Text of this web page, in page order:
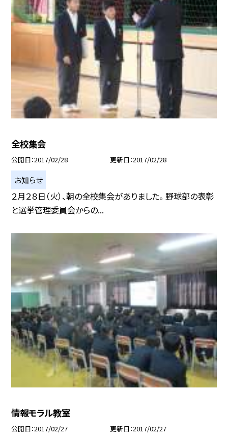
全校集会
公開日 2017/02/28 更新日 2017/02/28
お知らせ
２月２８日（火）、朝の全校集会がありました。 野球部の表彰
と選挙管理委員会からの...
情報モラル教室
公開日 2017/02/27 更新日 2017/02/27